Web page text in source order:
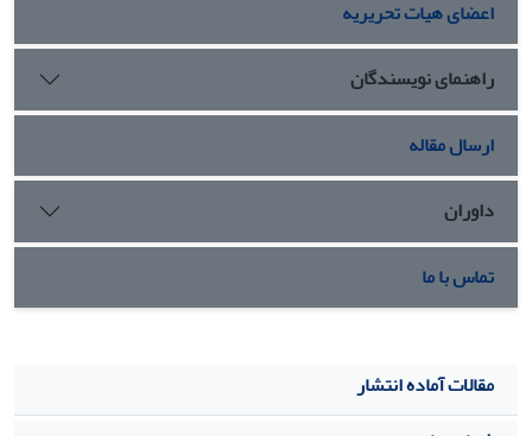
پرداخته شده است.
اعضای هیات تحریریه
راهنمای نویسندگان
ارسال مقاله
داوران
تماس با ما
مقالات آماده انتشار